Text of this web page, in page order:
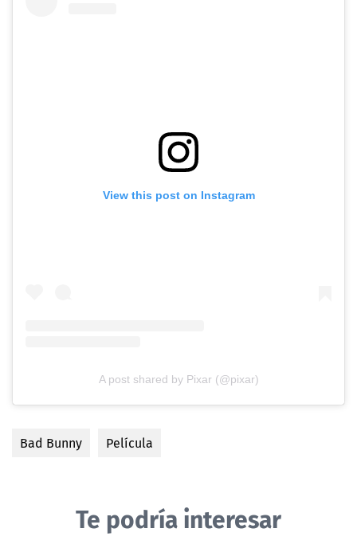
View this post on Instagram
A post shared by Pixar (@pixar)
Bad Bunny Película
Te podría interesar